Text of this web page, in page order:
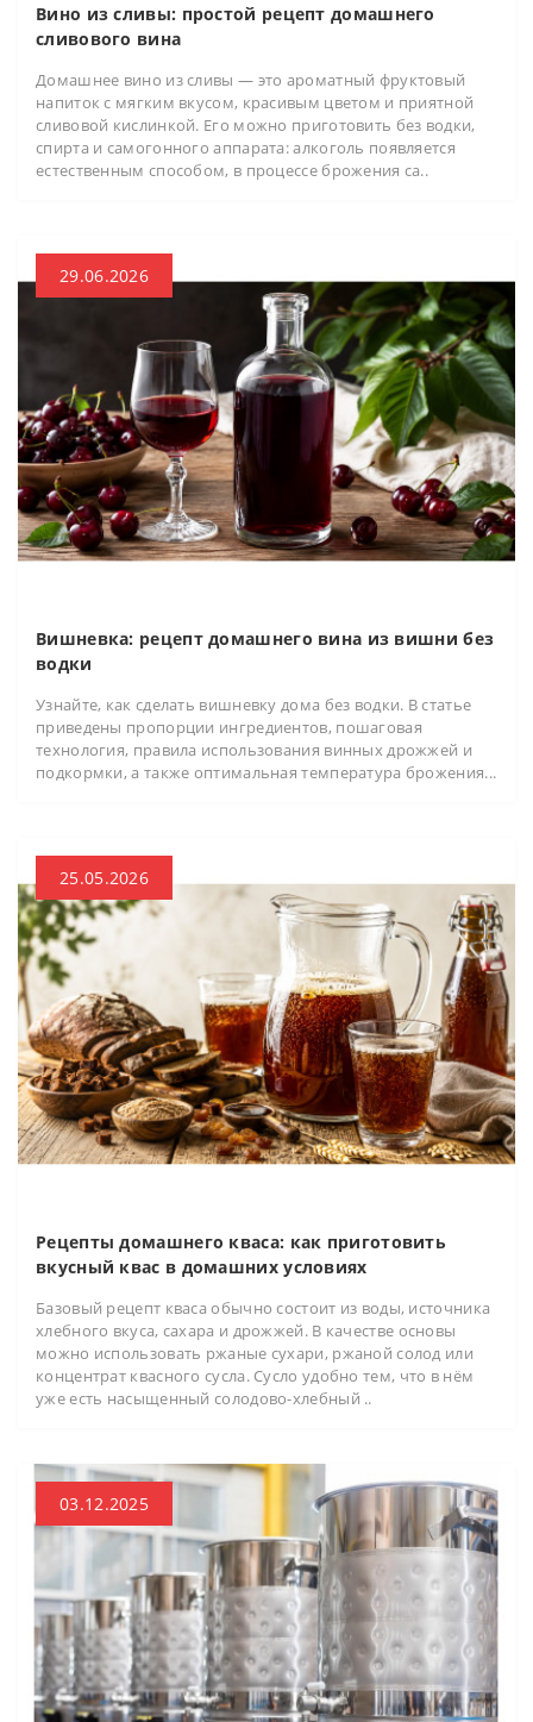
Вино из сливы: простой рецепт домашнего
сливового вина
Домашнее вино из сливы — это ароматный фруктовый
напиток с мягким вкусом, красивым цветом и приятной
сливовой кислинкой. Его можно приготовить без водки,
спирта и самогонного аппарата: алкоголь появляется
естественным способом, в процессе брожения са..
29.06.2026
Вишневка: рецепт домашнего вина из вишни без
водки
Узнайте, как сделать вишневку дома без водки. В статье
приведены пропорции ингредиентов, пошаговая
технология, правила использования винных дрожжей и
подкормки, а также оптимальная температура брожения...
25.05.2026
Рецепты домашнего кваса: как приготовить
вкусный квас в домашних условиях
Базовый рецепт кваса обычно состоит из воды, источника
хлебного вкуса, сахара и дрожжей. В качестве основы
можно использовать ржаные сухари, ржаной солод или
концентрат квасного сусла. Сусло удобно тем, что в нём
уже есть насыщенный солодово-хлебный ..
03.12.2025